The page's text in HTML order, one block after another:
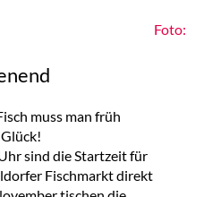
Foto:
muss man früh
sind die Startzeit für
Fischmarkt direkt